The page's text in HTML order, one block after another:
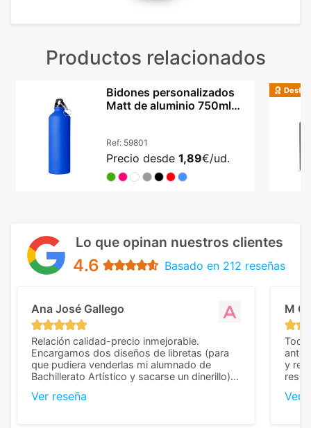
Productos relacionados
Bidones personalizados
Matt de aluminio 750ml
Ref: 59801
Precio desde 1,89€/ud.
Lo que opinan nuestros clientes
4.6 Basado en 212 reseñas
Ana José Gallego
Relación calidad-precio inmejorable.
Encargamos dos diseños de libretas (para
que pudiera venderlas mi alumnado de
Bachillerato Artístico y sacarse un dinerillo) y
diferencia, con libretas de muy buena calidad
Ver reseña
M C
Todo
y
Ver